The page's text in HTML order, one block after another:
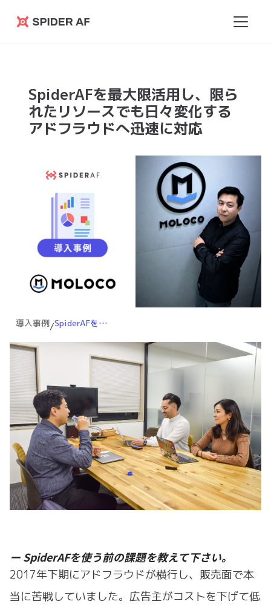
Spider
SpiderAFを最大限活用し、限ら
れたリソースでも日々変化する
アドフラウドへ迅速に対応
導入事例/ SpiderAFを最大限活用し、限られたリソースでも日々変化するアドフラウドへ迅速に対応
ー SpiderAFを使う前の課題を教えて下さい。
2017年下期にアドフラウドが横行し、販売面で本
当に苦戦していました。広告主がコストを下げて低